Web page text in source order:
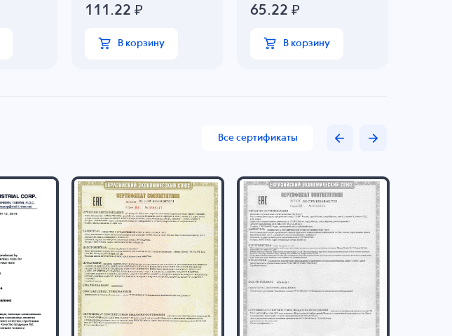
111.22 ₽
В корзину
65.22 ₽
В корзину
Все сертификаты